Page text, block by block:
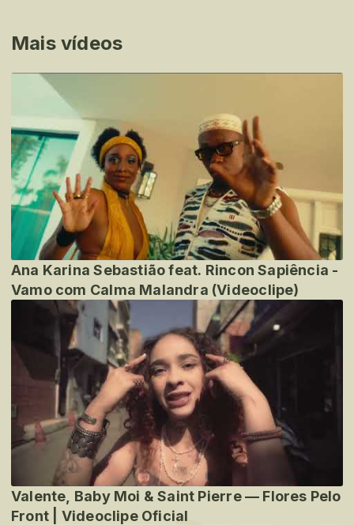
Mais vídeos
Ana Karina Sebastião feat. Rincon Sapiência -
Vamo com Calma Malandra (Videoclipe)
Valente, Baby Moi & Saint Pierre — Flores Pelo
Front | Videoclipe Oficial